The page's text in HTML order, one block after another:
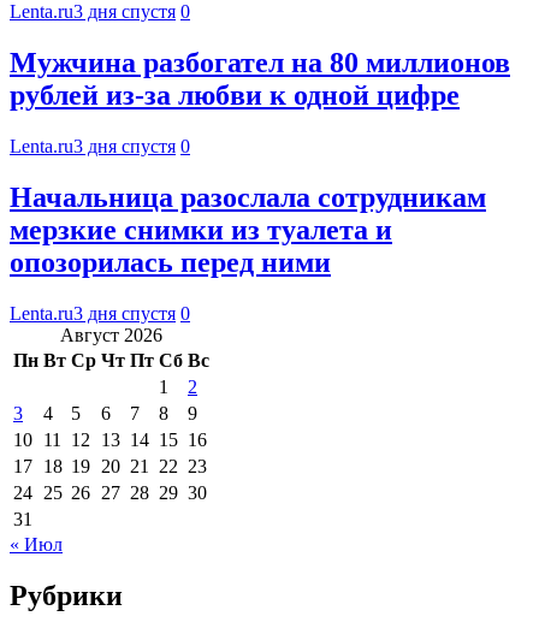
Lenta.ru3 дня спустя 0
Мужчина разбогател на 80 миллионов
рублей из-за любви к одной цифре
Lenta.ru3 дня спустя 0
Начальница разослала сотрудникам
мерзкие снимки из туалета и
опозорилась перед ними
Lenta.ru3 дня спустя 0
Август 2026
Пн Вт Ср Чт Пт Сб Вс
1
2
3
4 5 6 7 8
9
10 11 12 13 14 15 16
17 18 19 20 21 22 23
24 25 26 27 28 29 30
31
« Июл
Рубрики